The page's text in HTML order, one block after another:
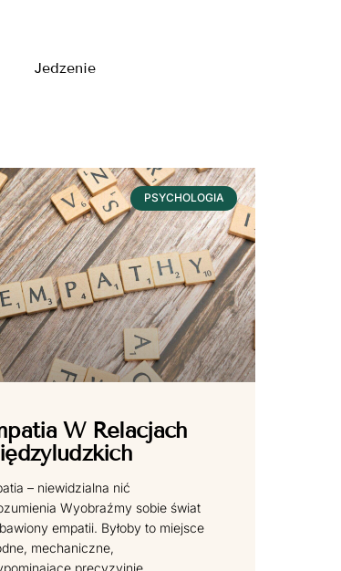
Jedzenie
PSYCHOLOGIA
W Relacjach
– niewidzialna nić
Wyobraźmy sobie świat
empatii. Byłoby to miejsce
mechaniczne,
precyzyjnie